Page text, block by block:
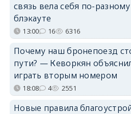
связь вела себя по-
блэкауте
13:00 16 6316
Почему наш бронепоезд
пути? — Кеворкян
играть вторым номером
18:08 4 2551
Новые правила